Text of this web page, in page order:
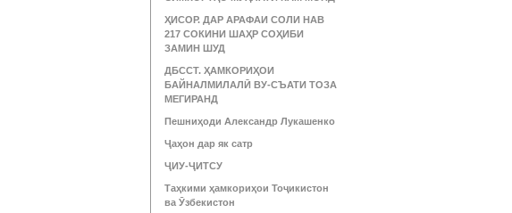
ҲИСОР. ДАР АРАФАИ СОЛИ НАВ
217 СОКИНИ ШАҲР СОҲИБИ
ЗАМИН ШУД
ДБССТ. ҲАМКОРИҲОИ
БАЙНАЛМИЛАЛӢ ВУ-СЪАТИ ТОЗА
МЕГИРАНД
Пешниҳоди Александр Лукашенко
Ҷаҳон дар як сатр
ҶИУ-ҶИТСУ
Таҳкими ҳамкориҳои Тоҷикистон
ва Ӯзбекистон